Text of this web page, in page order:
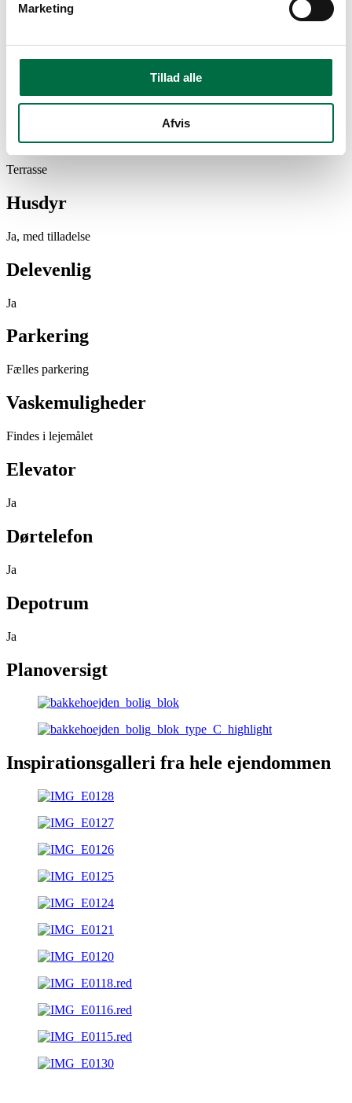
Marketing
Tillad alle
Afvis
Hov, det ser ud til at du ikke kan få boligstøtte - tjek om du har
Lejlighed
Uderum
Terrasse
Husdyr
Ja, med tilladelse
Delevenlig
Ja
Parkering
Fælles parkering
Vaskemuligheder
Findes i lejemålet
Elevator
Ja
Dørtelefon
Ja
Depotrum
Ja
Planoversigt
Inspirationsgalleri fra hele ejendommen